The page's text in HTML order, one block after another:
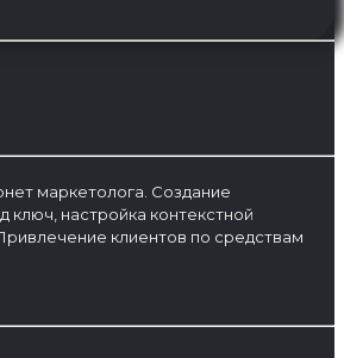
маркетолога. Создание
ключ, настройка контекстной
клиентов по средствам